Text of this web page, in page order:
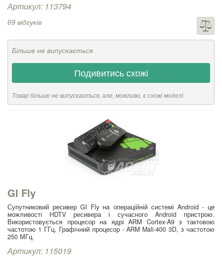
Артикул: 113794
69 відгуків
Більше не випускається
Подивитись схожі
Товар більше не випускається, але, можливо, є схожі моделі
GI Fly
Супутниковий ресивер GI Fly на операційній системі Android - це
можливості HDTV ресивера і сучасного Android пристрою.
Використовується процесор на ядрі ARM Cortex-A9 з тактовою
частотою 1 ГГц. Графічний процесор - ARM Mali-400 3D, з частотою
250 МГц.
Артикул: 115019